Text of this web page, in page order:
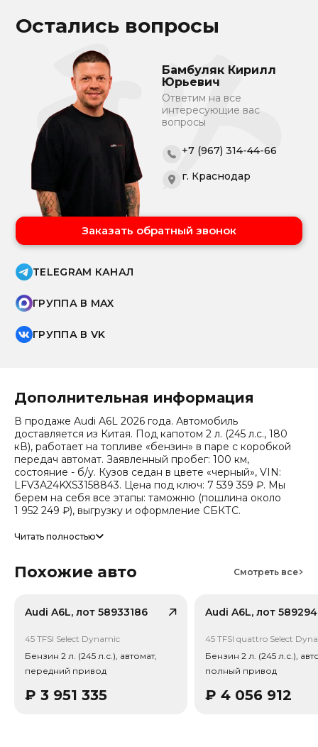
Остались вопросы
Бамбуляк Кирилл
Юрьевич
Ответим на все
интересующие вас
вопросы
+7 (967) 314-44-66
г. Краснодар
Заказать обратный звонок
TELEGRAM КАНАЛ
ГРУППА В MAX
ГРУППА В VK
Дополнительная информация
В продаже Audi A6L 2026 года. Автомобиль
доставляется из Китая. Под капотом 2 л. (245 л.с., 180
кВ), работает на топливе «бензин» в паре с коробкой
передач автомат. Заявленный пробег: 100 км,
состояние - б/у. Кузов седан в цвете «черный», VIN:
LFV3A24KXS3158843. Цена под ключ: 7 539 359 ₽. Мы
берем на себя все этапы: таможню (пошлина около
1 952 249 ₽), выгрузку и оформление СБКТС.
Цена зависит от курса валют, точный расчет
Читать полностью
Похожие авто Смотреть все
Audi A6L, лот 58933186
45 TFSI Select Dynamic
Бензин 2 л. (245 л.с.), автомат,
передний привод
₽ 3 951 335
Audi A6L, лот
45 TFSI quattro Select
Бензин 2 л. (245 л.с.),
полный привод
₽ 4 056 912